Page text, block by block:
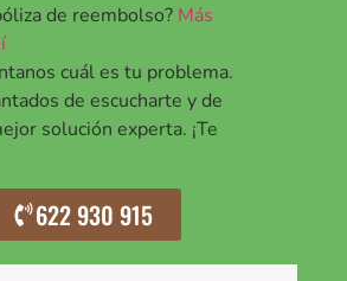
de reembolso? Más
cuál es tu problema.
de escucharte y de
solución experta. ¡Te
622 930 915